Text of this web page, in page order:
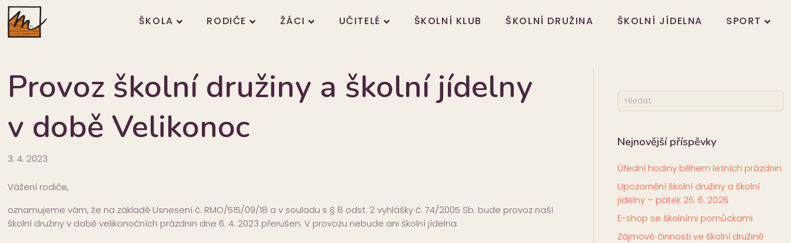
ŠKOLA RODIČE ŽÁCI UČITELÉ ŠKOLNÍ KLUB ŠKOLNÍ DRUŽINA ŠKOLNÍ JÍDELNA SPORT
Provoz školní družiny a školní jídelny
v době Velikonoc
3. 4. 2023
Vážení rodiče,
oznamujeme vám, že na základě Usnesení č. RMO/515/09/18 a v souladu s § 8 odst. 2 vyhlášky č. 74/2005 Sb. bude provoz naší
školní družiny v době velikonočních prázdnin dne 6. 4. 2023 přerušen. V provozu nebude ani školní jídelna.
Nejnovější příspěvky
Úřední hodiny během letních prázdnin
Upozornění školní družiny a školní
jídelny – pátek 26. 6. 2026
E-shop se školními pomůckami
Zájmové činnosti ve školní družině